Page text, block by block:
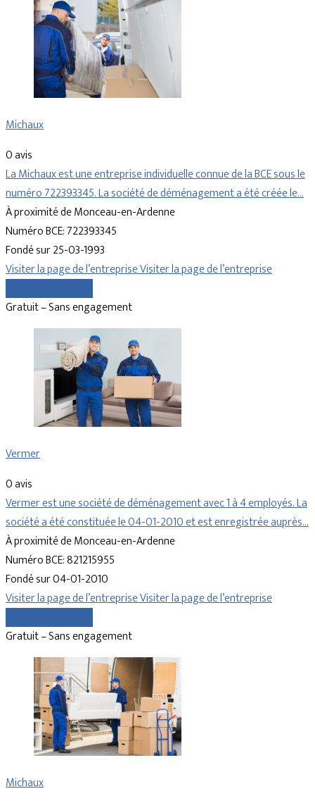
Michaux
0 avis
La Michaux est une entreprise individuelle connue de la BCE sous le
numéro 722393345. La société de déménagement a été créée le…
À proximité de Monceau-en-Ardenne
Numéro BCE: 722393345
Fondé sur 25-03-1993
Visiter la page de l’entrepriseVisiter la page de l’entreprise
Gratuit – Sans engagement
Vermer
0 avis
Vermer est une société de déménagement avec 1 à 4 employés. La
société a été constituée le 04-01-2010 et est enregistrée auprès…
À proximité de Monceau-en-Ardenne
Numéro BCE: 821215955
Fondé sur 04-01-2010
Visiter la page de l’entrepriseVisiter la page de l’entreprise
Gratuit – Sans engagement
Michaux